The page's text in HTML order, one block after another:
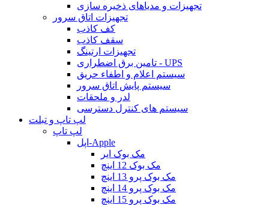
تجهیزات و مدیاهای ذخیره سازی
تجهیزات اتاق سرور
کف کاذب
سقف کاذب
تجهیزات ارتینگ
تامین برق اضطراری - UPS
سیستم اعلام و اطفاء حریق
سیستم پایش اتاق سرور
لدر و ملحقات
سیستم های کنترل دسترسی
لپ تاپ و تبلت
لپ تاپ
اپل-Apple
مک بوک ایر
مک بوک 12 اینچ
مک بوک پرو 13 اینچ
مک بوک پرو 14 اینچ
مک بوک پرو 15 اینچ